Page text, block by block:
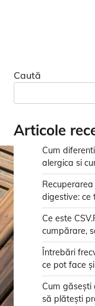
Caută
Articole
Cum
alergica si
digestive: ce
Ce este
cumpărare,
Întrebări
ce pot face
Cum găsești
să plătești